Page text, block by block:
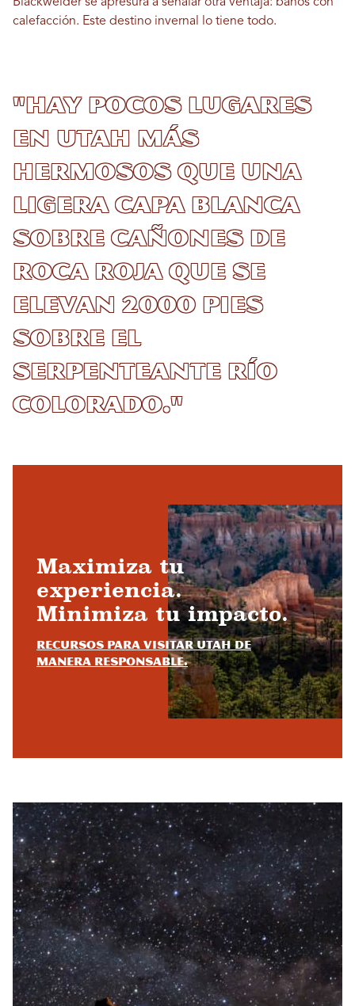
calefacción. Este destino invernal lo tiene todo.
"Hay pocos lugares
en Utah más
hermosos que una
ligera capa blanca
sobre cañones de
roca roja que se
elevan 2000 pies
sobre el
serpenteante río
Colorado."
Maximiza tu
experiencia.
Minimiza tu impacto.
Recursos para visitar Utah de
manera responsable.